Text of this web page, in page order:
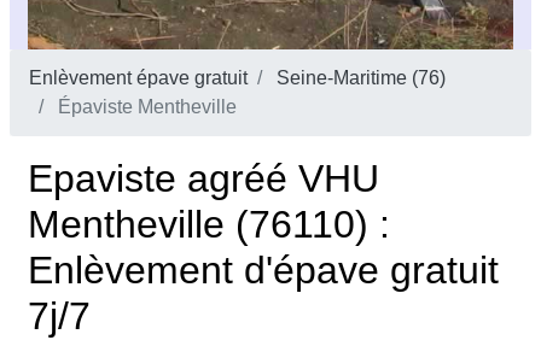
Enlèvement épave gratuit
Seine-Maritime (76)
Épaviste Mentheville
Epaviste agréé VHU
Mentheville (76110) :
Enlèvement d'épave gratuit
7j/7